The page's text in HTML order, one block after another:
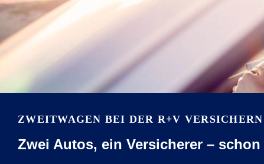
ZWEITWAGEN BEI DER R+V VERSICHERN
Zwei Autos, ein Versicherer – schon